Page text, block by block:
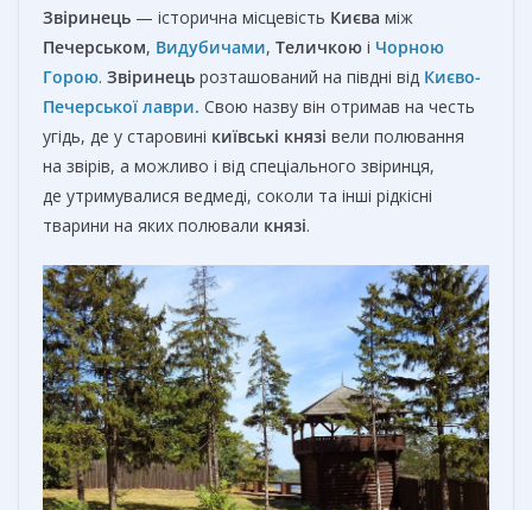
Звіринець — історична місцевість Києва між
Печерськом, Видубичами, Теличкою і Чорною
Горою. Звіринець розташований на півдні від Києво-
Печерської лаври. Свою назву він отримав на честь
угідь, де у старовині київські князі вели полювання
на звірів, а можливо і від спеціального звіринця,
де утримувалися ведмеді, соколи та інші рідкісні
тварини на яких полювали князі.